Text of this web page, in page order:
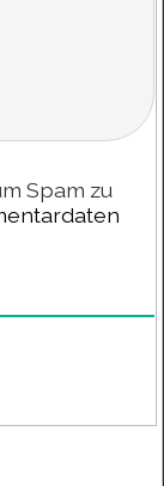
Spam zu